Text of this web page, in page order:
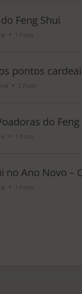
Feng Shui
1 Posts
pontos
2 Posts
do Feng
1 Posts
no Ano Novo –
1 Posts